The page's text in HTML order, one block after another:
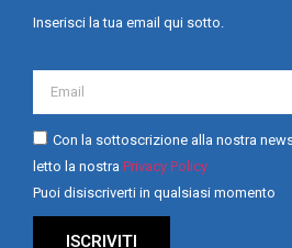
Inserisci la tua email qui sotto.
Con la sottoscrizione alla nostra
letto la nostra Privacy Policy
Puoi disiscriverti in qualsiasi momento
ISCRIVITI